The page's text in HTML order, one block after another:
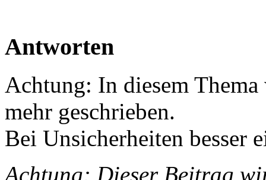
Antworten
Achtung: In diesem
mehr geschrieben.
Bei Unsicherheiten besser
Achtung: Dieser Beitrag